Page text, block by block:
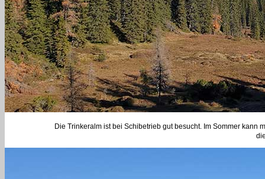
Die Trinkeralm ist bei Schibetrieb gut besucht. Im Sommer kann